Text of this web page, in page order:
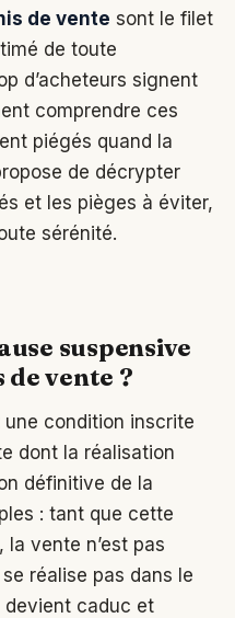
de vente sont le filet
de toute
d’acheteurs signent
comprendre ces
piégés quand la
de décrypter
et les pièges à éviter,
sérénité.
suspensive
vente ?
condition inscrite
dont la réalisation
définitive de la
: tant que cette
la vente n’est pas
réalise pas dans le
devient caduc et